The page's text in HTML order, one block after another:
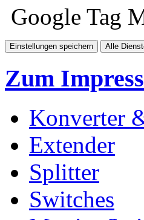
Google Tag
Einstellungen speichern Alle
Zum
Konverter
Extender
Splitter
Switches